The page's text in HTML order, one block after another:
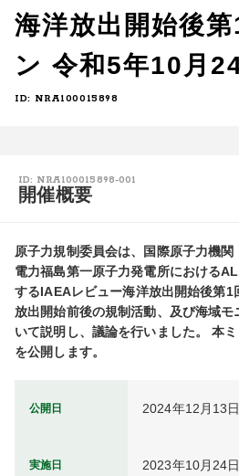
海洋放出開始後
ン 令和5年10月
ID: NRA100015898
ID: NRA100015898-001
開催概要
原子力規制委員会は、国際原子力機
電力福島第一原子力発電所における
するIAEAレビュー海洋放出開始後第1
放出開始前後の規制活動、及び海域
いて説明し、議論を行いました。 本
を公開します。
公開日 2024年12月13日
実施日 2023年10月24